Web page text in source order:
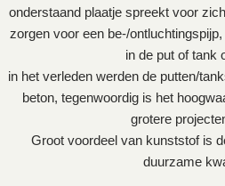
onderstaand plaatje spreekt voor
zorgen voor een be-/
in de put of tank
in het verleden werden de putten/
beton, tegenwoordig is het
grotere
Groot voordeel van kunststof is
duurzame